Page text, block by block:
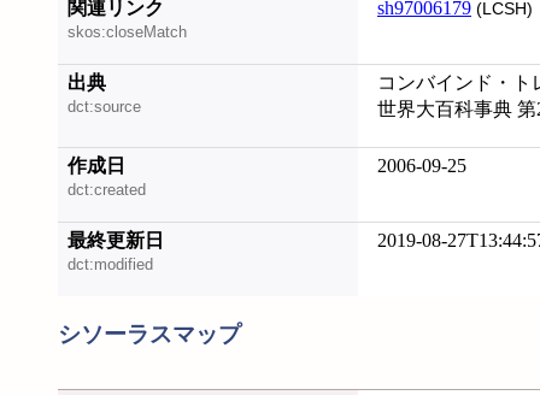
関連リンク
skos:closeMatch
sh97006179 (LCSH)
出典
dct:source
コンバインド・ト
世界大百科事典 第
作成日
dct:created
2006-09-25
最終更新日
dct:modified
2019-08-
シソーラスマップ